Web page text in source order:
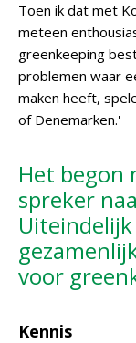
Toen ik dat met
meteen
greenkeeping
problemen waar
maken heeft,
of Denemarken.'
Het begon
spreker
voor
Kennis